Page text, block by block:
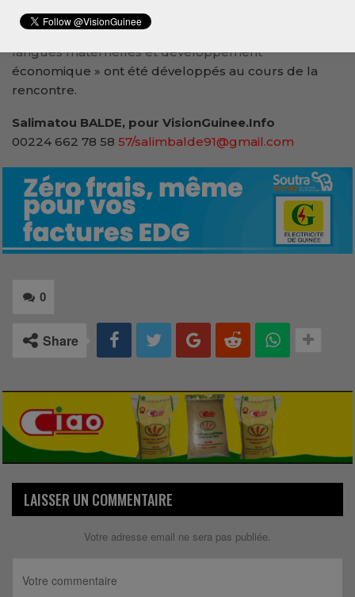
Les panels axés sur « L’importance des langues
maternelles dans l’apprentissage religieux » et « Les
langues maternelles et développement
économique » ont été développés au cours de la
rencontre.
Salimatou BALDE, pour VisionGuinee.Info
00224 662 78 58 57/salimbalde91@gmail.com
0
Share
LAISSER UN COMMENTAIRE
Votre adresse email ne sera pas publiée.